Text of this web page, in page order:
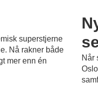
superstjerne
Nå rakner både
mer enn én
Når